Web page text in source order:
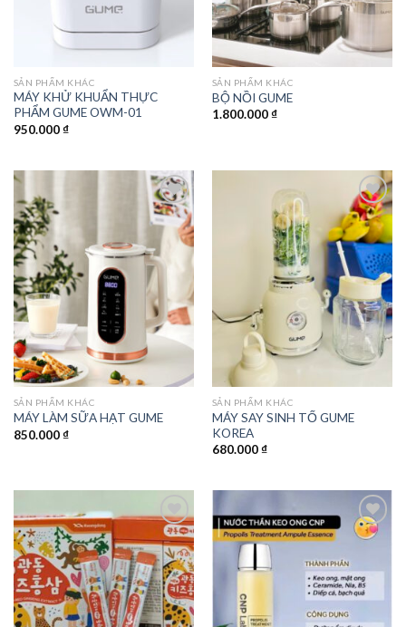
SẢN PHẨM KHÁC
MÁY KHỬ KHUẨN THỰC
PHẨM GUME OWM-01
950.000₫
SẢN PHẨM KHÁC
BỘ NỒI GUME
1.800.000₫
Add to
wishlist
SẢN PHẨM KHÁC
MÁY LÀM SỮA HẠT GUME
850.000₫
Add to
wishlist
SẢN PHẨM KHÁC
MÁY SAY SINH TỐ GUME
KOREA
680.000₫
Add to
wishlist
Add to
wishlist